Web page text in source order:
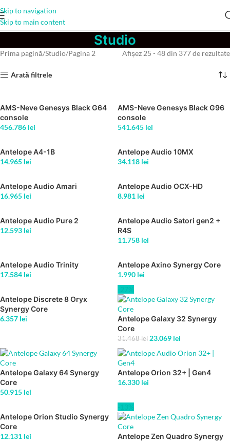
Skip to navigation
Skip to main content
Studio
Prima pagină Studio Pagina 2 Afișez 25 - 48 din 377 de rezultate
Arată filtrele
AMS-Neve Genesys Black G64
console
456.786 lei
AMS-Neve Genesys Black G96
console
541.645 lei
Antelope A4-1B
14.965 lei
Antelope Audio 10MX
34.118 lei
Antelope Audio Amari
16.965 lei
Antelope Audio OCX-HD
8.981 lei
Antelope Audio Pure 2
12.593 lei
Antelope Audio Satori gen2 +
R4S
11.758 lei
Antelope Audio Trinity
17.584 lei
Antelope Axino Synergy Core
1.990 lei
Antelope Discrete 8 Oryx
Synergy Core
6.357 lei
Antelope Galaxy 32 Synergy
Core
31.468lei 23.069 lei
Antelope Galaxy 64 Synergy
Core
50.915 lei
Antelope Orion 32+ | Gen4
16.330 lei
Antelope Orion Studio Synergy
Core
12.131 lei
Antelope Zen Quadro Synergy